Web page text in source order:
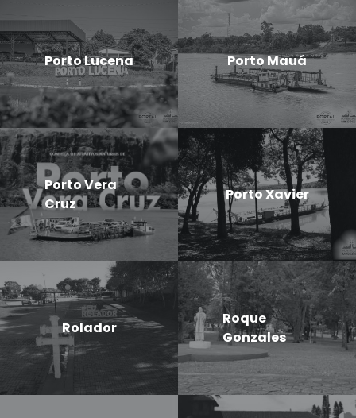
Porto Lucena Porto Mauá
Porto Vera
Cruz
Porto Xavier
Rolador
Roque
Gonzales